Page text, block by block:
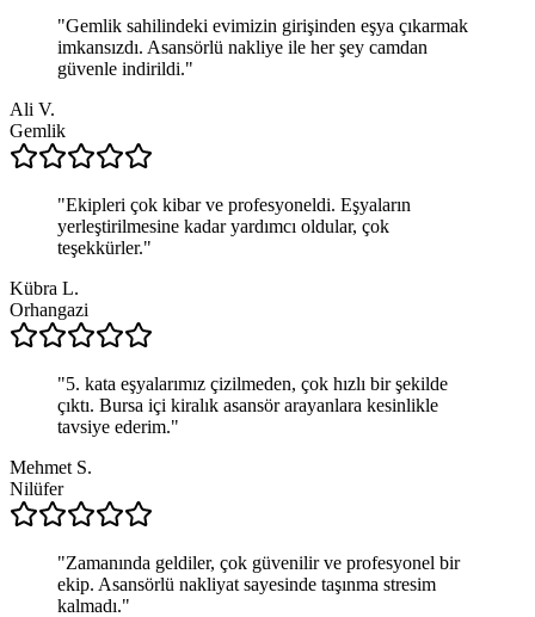
"Gemlik sahilindeki evimizin girişinden eşya çıkarmak
imkansızdı. Asansörlü nakliye ile her şey camdan
güvenle indirildi."
Ali V.
Gemlik
"Ekipleri çok kibar ve profesyoneldi. Eşyaların
yerleştirilmesine kadar yardımcı oldular, çok
teşekkürler."
Kübra L.
Orhangazi
"5. kata eşyalarımız çizilmeden, çok hızlı bir şekilde
çıktı. Bursa içi kiralık asansör arayanlara kesinlikle
tavsiye ederim."
Mehmet S.
Nilüfer
"Zamanında geldiler, çok güvenilir ve profesyonel bir
ekip. Asansörlü nakliyat sayesinde taşınma stresim
kalmadı."